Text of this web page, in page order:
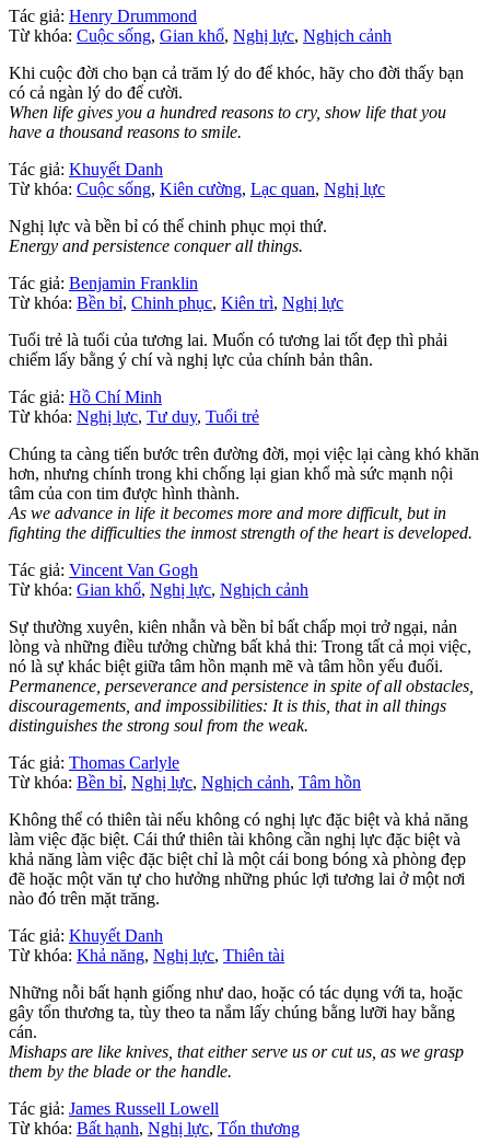
Tác giả: Henry Drummond
Từ khóa: Cuộc sống, Gian khổ, Nghị lực, Nghịch cảnh
Khi cuộc đời cho bạn cả trăm lý do để khóc, hãy cho đời thấy bạn
có cả ngàn lý do để cười.
When life gives you a hundred reasons to cry, show life that you
have a thousand reasons to smile.
Tác giả: Khuyết Danh
Từ khóa: Cuộc sống, Kiên cường, Lạc quan, Nghị lực
Nghị lực và bền bỉ có thể chinh phục mọi thứ.
Energy and persistence conquer all things.
Tác giả: Benjamin Franklin
Từ khóa: Bền bỉ, Chinh phục, Kiên trì, Nghị lực
Tuổi trẻ là tuổi của tương lai. Muốn có tương lai tốt đẹp thì phải
chiếm lấy bằng ý chí và nghị lực của chính bản thân.
Tác giả: Hồ Chí Minh
Từ khóa: Nghị lực, Tư duy, Tuổi trẻ
Chúng ta càng tiến bước trên đường đời, mọi việc lại càng khó khăn
hơn, nhưng chính trong khi chống lại gian khổ mà sức mạnh nội
tâm của con tim được hình thành.
As we advance in life it becomes more and more difficult, but in
fighting the difficulties the inmost strength of the heart is developed.
Tác giả: Vincent Van Gogh
Từ khóa: Gian khổ, Nghị lực, Nghịch cảnh
Sự thường xuyên, kiên nhẫn và bền bỉ bất chấp mọi trở ngại, nản
lòng và những điều tưởng chừng bất khả thi: Trong tất cả mọi việc,
nó là sự khác biệt giữa tâm hồn mạnh mẽ và tâm hồn yếu đuối.
Permanence, perseverance and persistence in spite of all obstacles,
discouragements, and impossibilities: It is this, that in all things
distinguishes the strong soul from the weak.
Tác giả: Thomas Carlyle
Từ khóa: Bền bỉ, Nghị lực, Nghịch cảnh, Tâm hồn
Không thể có thiên tài nếu không có nghị lực đặc biệt và khả năng
làm việc đặc biệt. Cái thứ thiên tài không cần nghị lực đặc biệt và
khả năng làm việc đặc biệt chỉ là một cái bong bóng xà phòng đẹp
đẽ hoặc một văn tự cho hưởng những phúc lợi tương lai ở một nơi
nào đó trên mặt trăng.
Tác giả: Khuyết Danh
Từ khóa: Khả năng, Nghị lực, Thiên tài
Những nỗi bất hạnh giống như dao, hoặc có tác dụng với ta, hoặc
gây tổn thương ta, tùy theo ta nắm lấy chúng bằng lưỡi hay bằng
cán.
Mishaps are like knives, that either serve us or cut us, as we grasp
them by the blade or the handle.
Tác giả: James Russell Lowell
Từ khóa: Bất hạnh, Nghị lực, Tổn thương